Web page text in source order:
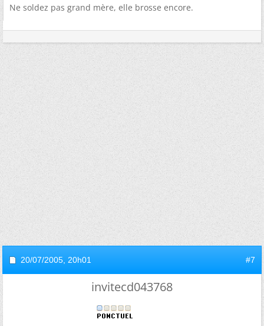
Ne soldez pas grand mère, elle brosse encore.
20/07/2005, 20h01 #7
invitecd043768